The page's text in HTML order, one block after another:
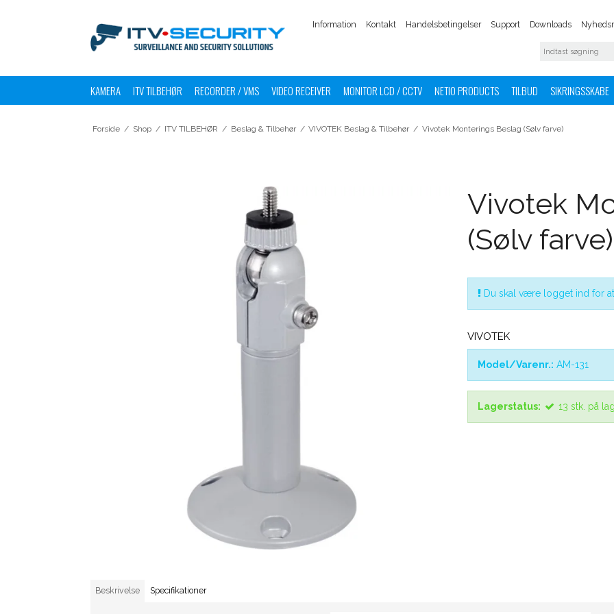
Information Kontakt Handelsbetingelser Support Downloads
KAMERA ITV TILBEHØR RECORDER / VMS VIDEO RECEIVER MONITOR LCD / CCTV NETIO PRODUCTS TILBUD SIKRINGSSKABE
Forside / Shop / ITV TILBEHØR / Beslag & Tilbehør / VIVOTEK Beslag & Tilbehør / Vivotek Monterings Beslag (Sølv farve)
Vivotek
(Sølv farve)
Du skal være logget ind for
VIVOTEK
Model/Varenr.: AM-131
Lagerstatus: 13 stk. på
Beskrivelse Specifikationer